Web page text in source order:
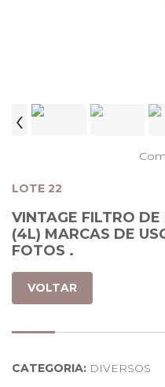
‹
LOTE 22
VINTAGE FILTRO
(4L) MARCAS DE
FOTOS .
VOLTAR
CATEGORIA: DIVERSOS